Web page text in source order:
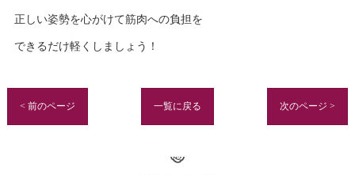
正しい姿勢を心がけて筋肉への負担を
できるだけ軽くしましょう！
< 前のページ 一覧に戻る 次のページ >